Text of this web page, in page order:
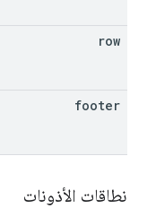
row
footer
نطاقات الأذونات